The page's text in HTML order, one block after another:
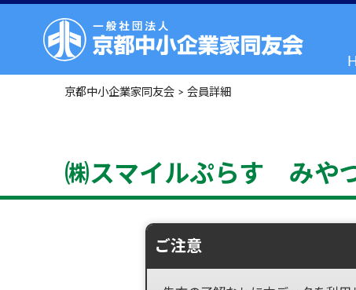
京都中小企業家同友会 > 会員詳細
㈱スマイルぷらす みや
ご注意